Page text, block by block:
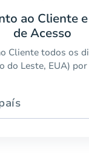
ao Cliente
de Acesso
Cliente todos os
do Leste, EUA) por